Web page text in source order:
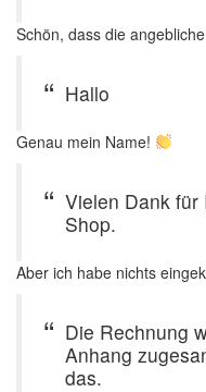
Schön, dass die
Hallo
Genau mein Name!
Vielen Dank für
Shop.
Aber ich habe nichts
Die Rechnung
Anhang
das.